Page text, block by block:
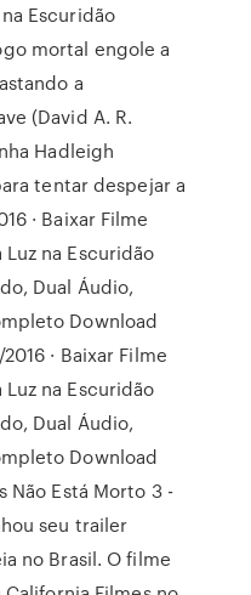
Escuridão
mortal engole a
a
(David A. R.
Hadleigh
tentar despejar a
· Baixar Filme
na Escuridão
Dual Áudio,
Download
· Baixar Filme
na Escuridão
Dual Áudio,
Download
Não Está Morto 3 -
seu trailer
no Brasil. O filme